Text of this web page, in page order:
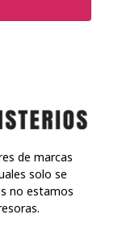
de marcas
solo se
no estamos